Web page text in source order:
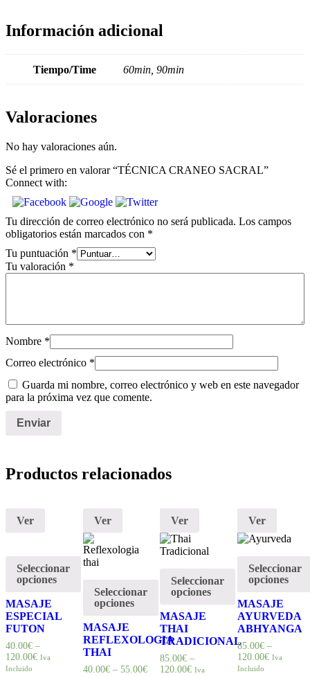
Información adicional
Tiempo/Time 60min, 90min
Valoraciones
No hay valoraciones aún.
Sé el primero en valorar “TÉCNICA CRANEO SACRAL”
Connect with:
Tu dirección de correo electrónico no será publicada. Los campos
obligatorios están marcados con *
Tu puntuación *
Tu valoración *
Nombre *
Correo electrónico *
Guarda mi nombre, correo electrónico y web en este navegador
para la próxima vez que comente.
Productos relacionados
Ver
Seleccionar
opciones
MASAJE
ESPECIAL
FUTON
40.00€ –
120.00€ Iva
Incluido
Ver
Seleccionar
opciones
MASAJE
REFLEXOLOGIA
THAI
40.00€– 55.00€
Ver
Seleccionar
opciones
MASAJE
THAI
TRADICIONAL
85.00€ –
120.00€ Iva
Ver
Seleccionar
opciones
MASAJE
AYURVEDA
ABHYANGA
85.00€–
120.00€ Iva
Incluido